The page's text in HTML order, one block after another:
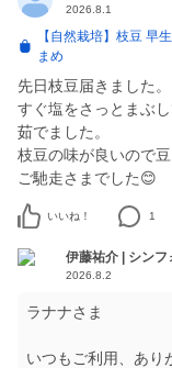
2026.8.1
【自然栽培】枝豆 早
まめ
先日枝豆届きました。
すぐ塩をさっとまぶ
茹でました。
枝豆の味が良いので
ご馳走さまでした😊
いいね！ 1
伊藤祐介 | シン
2026.8.2
ラナナさま
いつもご利用、あり